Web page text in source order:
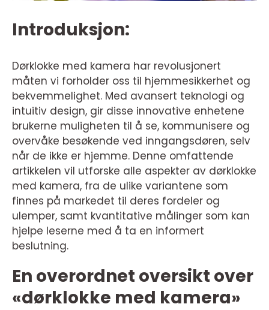
Introduksjon:
Dørklokke med kamera har revolusjonert
måten vi forholder oss til hjemmesikkerhet og
bekvemmelighet. Med avansert teknologi og
intuitiv design, gir disse innovative enhetene
brukerne muligheten til å se, kommunisere og
overvåke besøkende ved inngangsdøren, selv
når de ikke er hjemme. Denne omfattende
artikkelen vil utforske alle aspekter av dørklokke
med kamera, fra de ulike variantene som
finnes på markedet til deres fordeler og
ulemper, samt kvantitative målinger som kan
hjelpe leserne med å ta en informert
beslutning.
En overordnet oversikt over
«dørklokke med kamera»